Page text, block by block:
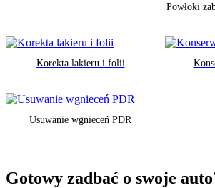
Powłoki
Korekta lakieru i folii
Usuwanie wgnieceń PDR
Gotowy zadbać o swoje